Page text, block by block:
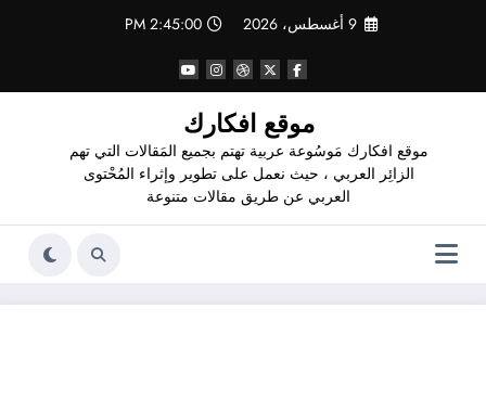
9 أغسطس، 2026 2:45:01 PM
موقع افكارك
موقع افكارك مَوسُوعة عربية تهتم بجميع المَقالات التي تهم
الزائِر العربي ، حيث نعمل على تطوير وإثراء المُحْتوى
العربي عن طريق مقالات متنوعة